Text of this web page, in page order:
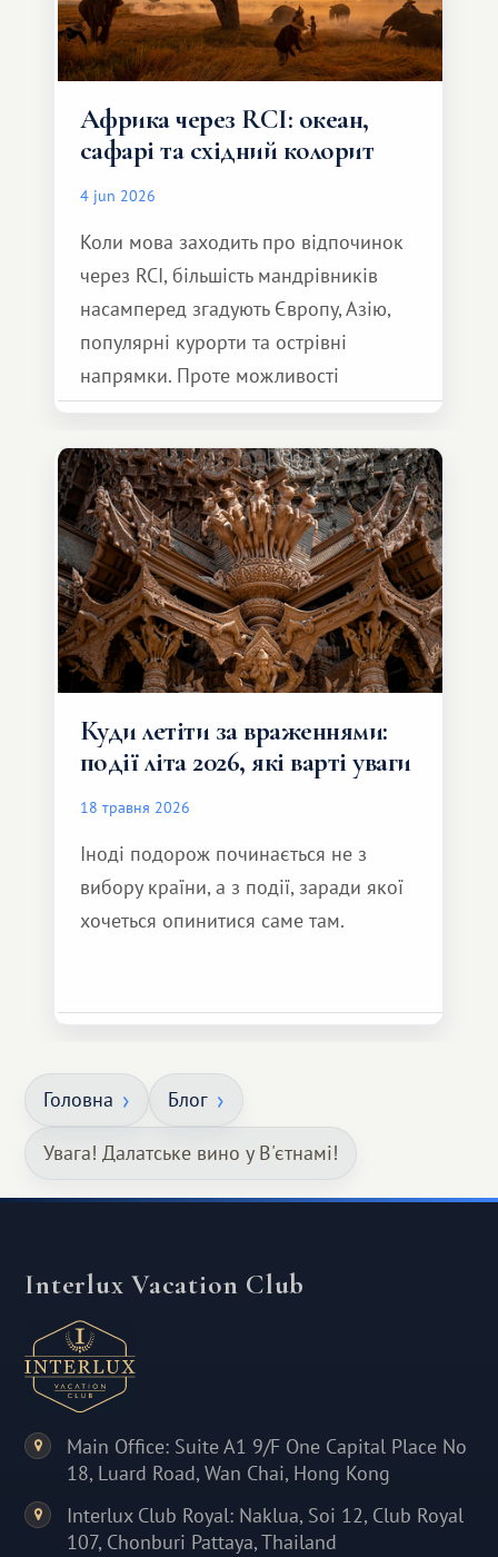
Африка через RCI: океан,
сафарі та східний колорит
4 jun 2026
Коли мова заходить про відпочинок
через RCI, більшість мандрівників
насамперед згадують Європу, Азію,
популярні курорти та острівні
напрямки. Проте можливості
обмінної системи значно ширші.
Серед них є і Африка – континент,
який здатний подарувати зовсім
інший формат подорожі.
Куди летіти за враженнями:
події літа 2026, які варті уваги
18 травня 2026
Іноді подорож починається не з
вибору країни, а з події, заради якої
хочеться опинитися саме там.
Головна Блог
Увага! Далатське вино у В'єтнамі!
Interlux Vacation Club
Main Office: Suite A1 9/F One Capital Place No
18, Luard Road, Wan Chai, Hong Kong
Interlux Club Royal: Naklua, Soi 12, Club Royal
107, Chonburi Pattaya, Thailand